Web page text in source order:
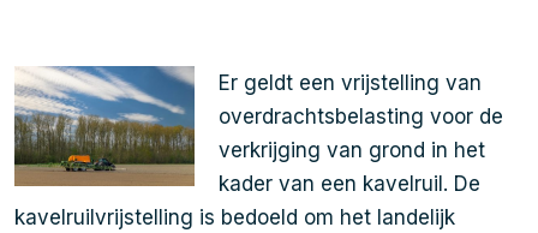
Er geldt een vrijstelling van
overdrachtsbelasting voor de
verkrijging van grond in het
kader van een kavelruil. De
kavelruilvrijstelling is bedoeld om het landelijk